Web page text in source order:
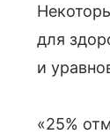
для
и
«25%